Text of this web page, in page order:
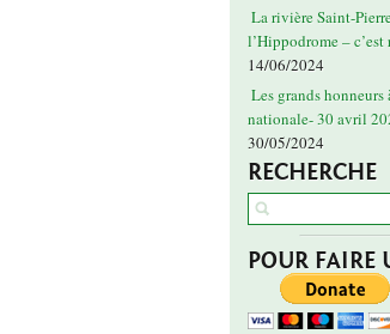
La rivière Saint-
l’Hippodrome – c’est
14/06/2024
Les grands honneurs
nationale- 30 avril
30/05/2024
RECHERCHE
POUR FAIRE